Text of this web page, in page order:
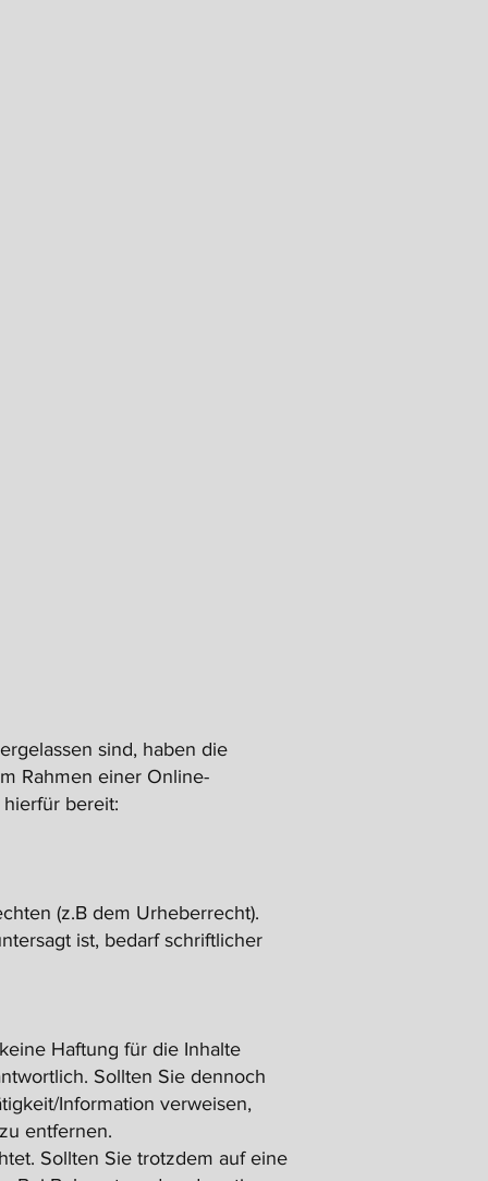
sind, haben die
Rahmen einer Online-
bereit:
(z.B dem Urheberrecht).
ist, bedarf schriftlicher
Haftung für die Inhalte
Sollten Sie dennoch
Information verweisen,
entfernen.
Sollten Sie trotzdem auf eine